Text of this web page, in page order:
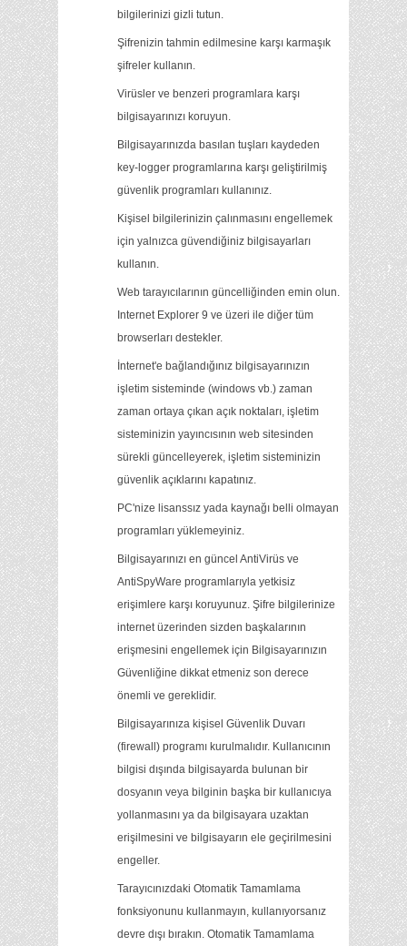
bilgilerinizi gizli tutun.
Şifrenizin tahmin edilmesine karşı karmaşık
şifreler kullanın.
Virüsler ve benzeri programlara karşı
bilgisayarınızı koruyun.
Bilgisayarınızda basılan tuşları kaydeden
key-logger programlarına karşı geliştirilmiş
güvenlik programları kullanınız.
Kişisel bilgilerinizin çalınmasını engellemek
için yalnızca güvendiğiniz bilgisayarları
kullanın.
Web tarayıcılarının güncelliğinden emin olun.
Internet Explorer 9 ve üzeri ile diğer tüm
browserları destekler.
İnternet'e bağlandığınız bilgisayarınızın
işletim sisteminde (windows vb.) zaman
zaman ortaya çıkan açık noktaları, işletim
sisteminizin yayıncısının web sitesinden
sürekli güncelleyerek, işletim sisteminizin
güvenlik açıklarını kapatınız.
PC'nize lisanssız yada kaynağı belli olmayan
programları yüklemeyiniz.
Bilgisayarınızı en güncel AntiVirüs ve
AntiSpyWare programlarıyla yetkisiz
erişimlere karşı koruyunuz. Şifre bilgilerinize
internet üzerinden sizden başkalarının
erişmesini engellemek için Bilgisayarınızın
Güvenliğine dikkat etmeniz son derece
önemli ve gereklidir.
Bilgisayarınıza kişisel Güvenlik Duvarı
(firewall) programı kurulmalıdır. Kullanıcının
bilgisi dışında bilgisayarda bulunan bir
dosyanın veya bilginin başka bir kullanıcıya
yollanmasını ya da bilgisayara uzaktan
erişilmesini ve bilgisayarın ele geçirilmesini
engeller.
Tarayıcınızdaki Otomatik Tamamlama
fonksiyonunu kullanmayın, kullanıyorsanız
devre dışı bırakın. Otomatik Tamamlama